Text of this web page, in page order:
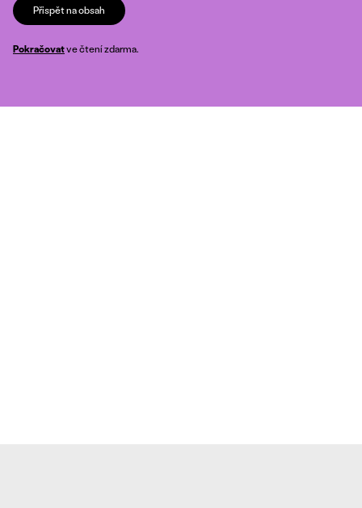
Přispět na obsah
Pokračovatve čtení zdarma.